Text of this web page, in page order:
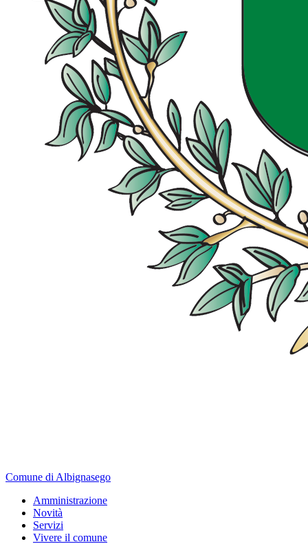
Comune di Albignasego
Amministrazione
Novità
Servizi
Vivere il comune